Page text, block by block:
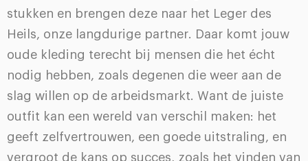
stukken en brengen deze naar het Leger des
Heils, onze langdurige partner. Daar komt jouw
oude kleding terecht bij mensen die het écht
nodig hebben, zoals degenen die weer aan de
slag willen op de arbeidsmarkt. Want de juiste
outfit kan een wereld van verschil maken: het
geeft zelfvertrouwen, een goede uitstraling, en
vergroot de kans op succes, zoals het vinden van